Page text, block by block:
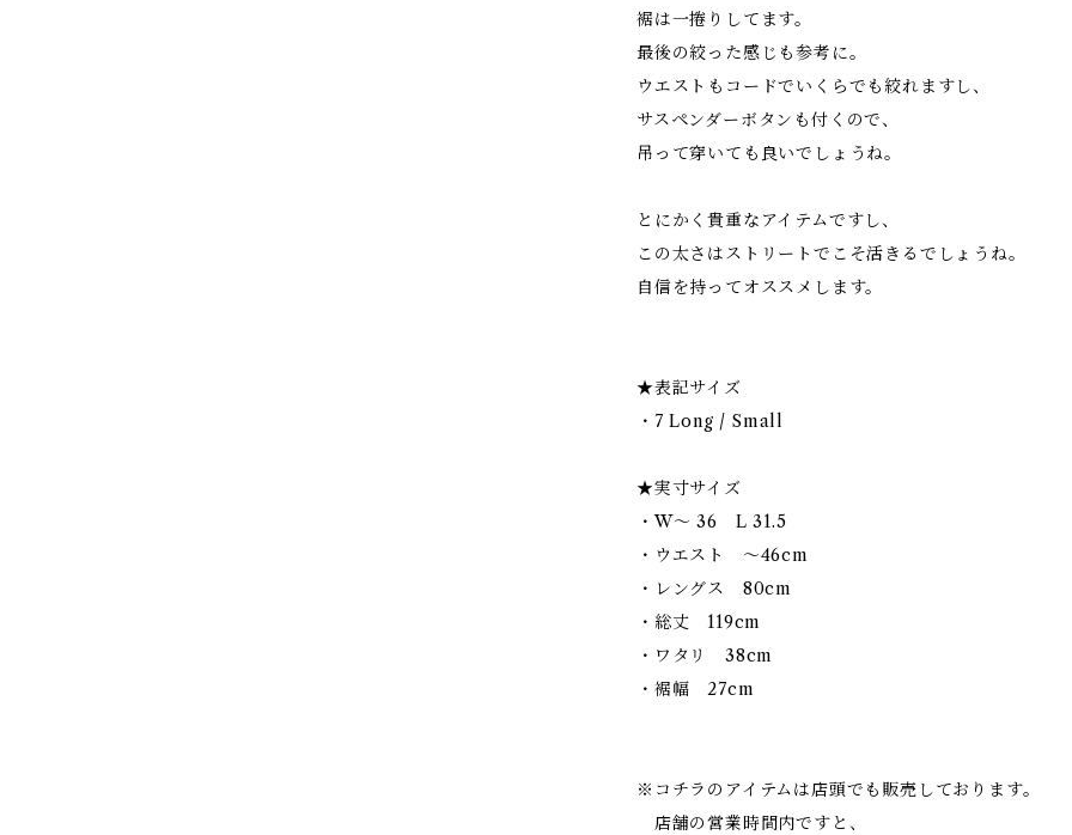
裾は一捲りしてます。
最後の絞った感じも参考に。
ウエストもコードでいくらでも絞れますし、
サスペンダーボタンも付くので、
吊って穿いても良いでしょうね。
とにかく貴重なアイテムですし、
この太さはストリートでこそ活きるでしょうね。
自信を持ってオススメします。
★表記サイズ
・7 Long / Small
★実寸サイズ
・W〜 36 L 31.5
・ウエスト 〜46cm
・レングス 80cm
・総丈 119cm
・ワタリ 38cm
・裾幅 27cm
※コチラのアイテムは店頭でも販売しております。
店舗の営業時間内ですと、